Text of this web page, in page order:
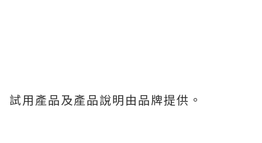
試用產品及產品說明由品牌提供。